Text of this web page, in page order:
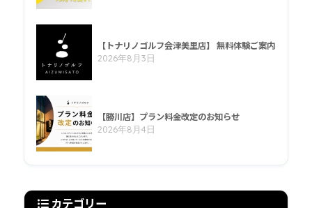
【トナリノゴルフ会津美里店】 無料体験ご案内
2026年8月3日
【勝川店】プラン料金改定のお知らせ
2026年8月4日
カテゴリー